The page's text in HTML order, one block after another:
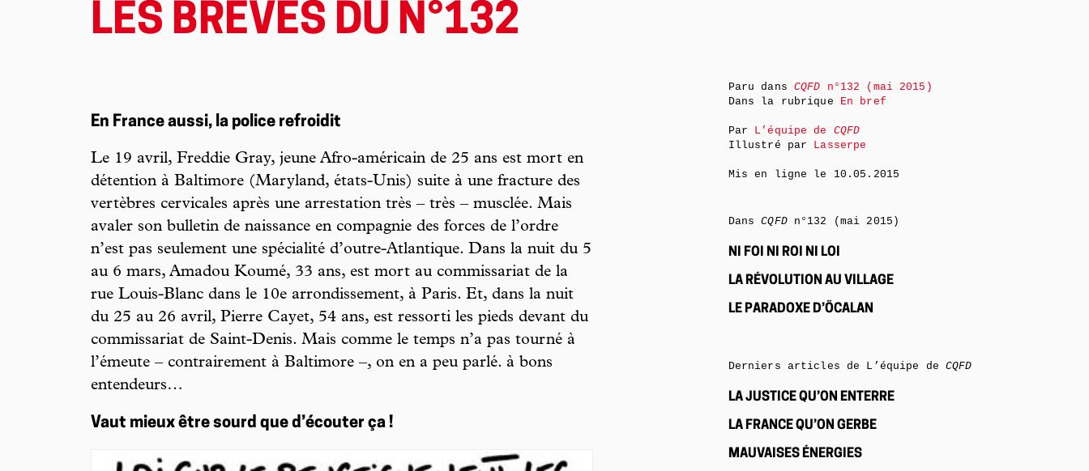
LES BRÈVES DU N°132
En France aussi, la police refroidit
Le 19 avril, Freddie Gray, jeune Afro-américain de 25 ans est mort en
détention à Baltimore (Maryland, états-Unis) suite à une fracture des
vertèbres cervicales après une arrestation très – très – musclée. Mais
avaler son bulletin de naissance en compagnie des forces de l’ordre
n’est pas seulement une spécialité d’outre-Atlantique. Dans la nuit du 5
au 6 mars, Amadou Koumé, 33 ans, est mort au commissariat de la
rue Louis-Blanc dans le 10e arrondissement, à Paris. Et, dans la nuit
du 25 au 26 avril, Pierre Cayet, 54 ans, est ressorti les pieds devant du
commissariat de Saint-Denis. Mais comme le temps n’a pas tourné à
l’émeute – contrairement à Baltimore –, on en a peu parlé. à bons
entendeurs…
Vaut mieux être sourd que d’écouter ça !
Paru dans CQFD n°132 (mai 2015)
Dans la rubrique En bref
Par L’équipe de CQFD
Illustré par Lasserpe
Mis en ligne le 10.05.2015
DansCQFDn°132 (mai 2015)
NI FOI NI ROI NI LOI
LA RÉVOLUTION AU VILLAGE
LE PARADOXE D’ÖCALAN
Derniers articles de L’équipe de CQFD
LA JUSTICE QU’ON ENTERRE
LA FRANCE QU’ON GERBE
MAUVAISES ÉNERGIES